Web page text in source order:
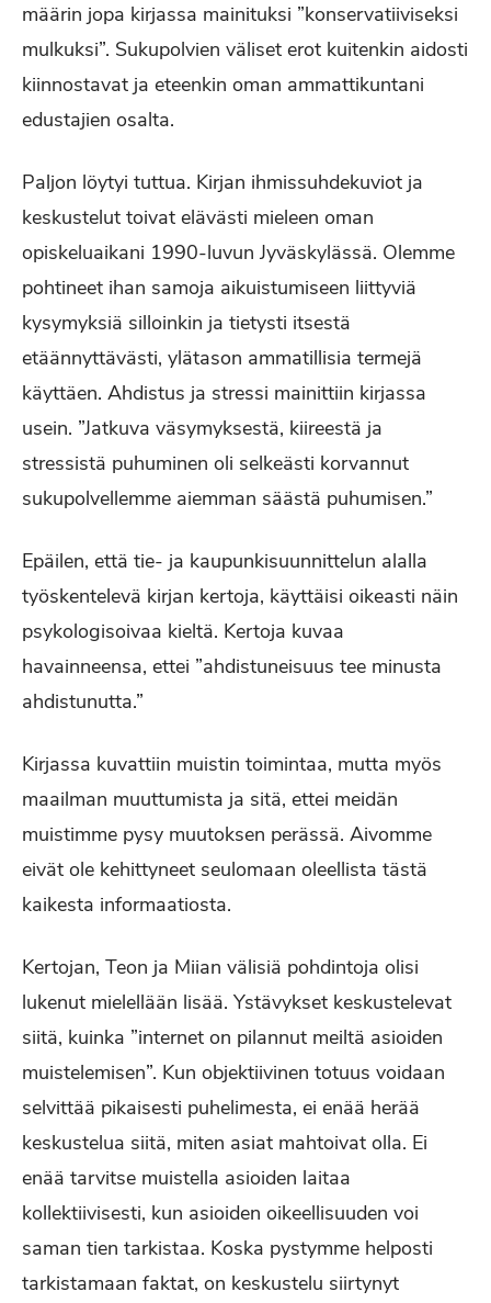
määrin jopa kirjassa mainituksi ”konservatiiviseksi
mulkuksi”. Sukupolvien väliset erot kuitenkin aidosti
kiinnostavat ja eteenkin oman ammattikuntani
edustajien osalta.
Paljon löytyi tuttua. Kirjan ihmissuhdekuviot ja
keskustelut toivat elävästi mieleen oman
opiskeluaikani 1990-luvun Jyväskylässä. Olemme
pohtineet ihan samoja aikuistumiseen liittyviä
kysymyksiä silloinkin ja tietysti itsestä
etäännyttävästi, ylätason ammatillisia termejä
käyttäen. Ahdistus ja stressi mainittiin kirjassa
usein. ”Jatkuva väsymyksestä, kiireestä ja
stressistä puhuminen oli selkeästi korvannut
sukupolvellemme aiemman säästä puhumisen.”
Epäilen, että tie- ja kaupunkisuunnittelun alalla
työskentelevä kirjan kertoja, käyttäisi oikeasti näin
psykologisoivaa kieltä. Kertoja kuvaa
havainneensa, ettei ”ahdistuneisuus tee minusta
ahdistunutta.”
Kirjassa kuvattiin muistin toimintaa, mutta myös
maailman muuttumista ja sitä, ettei meidän
muistimme pysy muutoksen perässä. Aivomme
eivät ole kehittyneet seulomaan oleellista tästä
kaikesta informaatiosta.
Kertojan, Teon ja Miian välisiä pohdintoja olisi
lukenut mielellään lisää. Ystävykset keskustelevat
siitä, kuinka ”internet on pilannut meiltä asioiden
muistelemisen”. Kun objektiivinen totuus voidaan
selvittää pikaisesti puhelimesta, ei enää herää
keskustelua siitä, miten asiat mahtoivat olla. Ei
enää tarvitse muistella asioiden laitaa
kollektiivisesti, kun asioiden oikeellisuuden voi
saman tien tarkistaa. Koska pystymme helposti
tarkistamaan faktat, on keskustelu siirtynyt